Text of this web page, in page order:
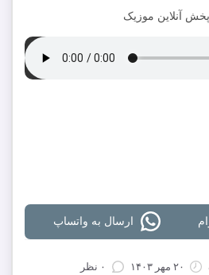
پخش آنلاین موزیک
ارسال به واتساپ
۲۰ مهر ۱۴۰۳ ۰ نظر